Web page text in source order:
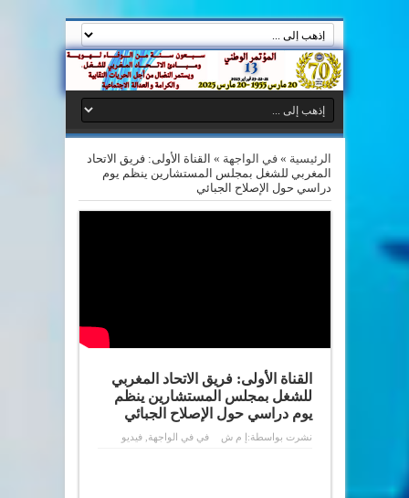
الرئيسية »في الواجهة » القناة الأولى: فريق الاتحاد
المغربي للشغل بمجلس المستشارين ينظم يوم
دراسي حول الإصلاح الجبائي
القناة الأولى: فريق الاتحاد المغربي
للشغل بمجلس المستشارين ينظم
يوم دراسي حول الإصلاح الجبائي
نشرت بواسطة: إ م ش فيفي الواجهة ,فيديو